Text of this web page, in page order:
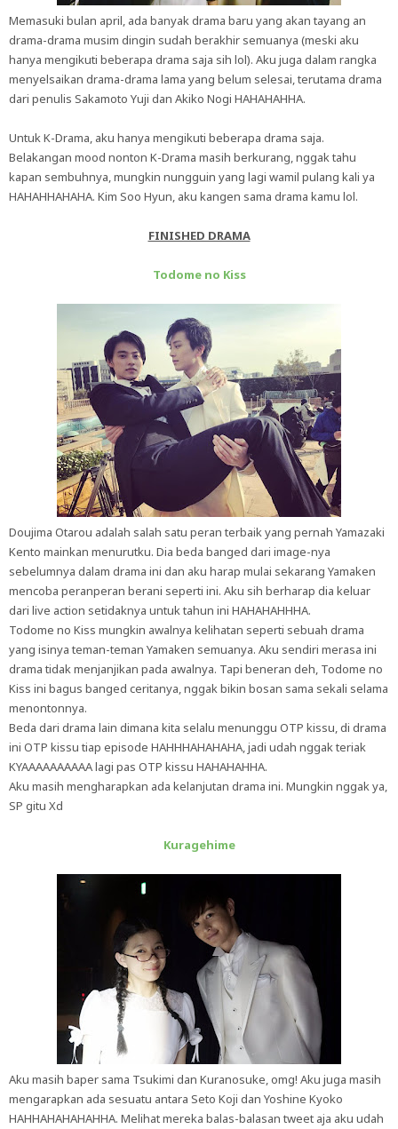
Memasuki bulan april, ada banyak drama baru yang akan tayang an
drama-drama musim dingin sudah berakhir semuanya (meski aku
hanya mengikuti beberapa drama saja sih lol). Aku juga dalam rangka
menyelsaikan drama-drama lama yang belum selesai, terutama drama
dari penulis Sakamoto Yuji dan Akiko Nogi HAHAHAHHA.
Untuk K-Drama, aku hanya mengikuti beberapa drama saja.
Belakangan mood nonton K-Drama masih berkurang, nggak tahu
kapan sembuhnya, mungkin nungguin yang lagi wamil pulang kali ya
HAHAHHAHAHA. Kim Soo Hyun, aku kangen sama drama kamu lol.
FINISHED DRAMA
Todome no Kiss
Doujima Otarou adalah salah satu peran terbaik yang pernah Yamazaki
Kento mainkan menurutku. Dia beda banged dari image-nya
sebelumnya dalam drama ini dan aku harap mulai sekarang Yamaken
mencoba peranperan berani seperti ini. Aku sih berharap dia keluar
dari live action setidaknya untuk tahun ini HAHAHAHHHA.
Todome no Kiss mungkin awalnya kelihatan seperti sebuah drama
yang isinya teman-teman Yamaken semuanya. Aku sendiri merasa ini
drama tidak menjanjikan pada awalnya. Tapi beneran deh, Todome no
Kiss ini bagus banged ceritanya, nggak bikin bosan sama sekali selama
menontonnya.
Beda dari drama lain dimana kita selalu menunggu OTP kissu, di drama
ini OTP kissu tiap episode HAHHHAHAHAHA, jadi udah nggak teriak
KYAAAAAAAAAA lagi pas OTP kissu HAHAHAHHA.
Aku masih mengharapkan ada kelanjutan drama ini. Mungkin nggak ya,
SP gitu Xd
Kuragehime
Aku masih baper sama Tsukimi dan Kuranosuke, omg! Aku juga masih
mengarapkan ada sesuatu antara Seto Koji dan Yoshine Kyoko
HAHHAHAHAHAHHA. Melihat mereka balas-balasan tweet aja aku udah